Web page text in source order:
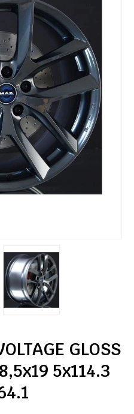
GLOSS
5x114.3